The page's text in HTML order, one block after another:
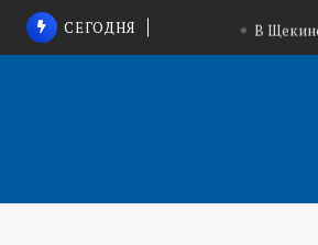
СЕГОДНЯ В
На трассе в